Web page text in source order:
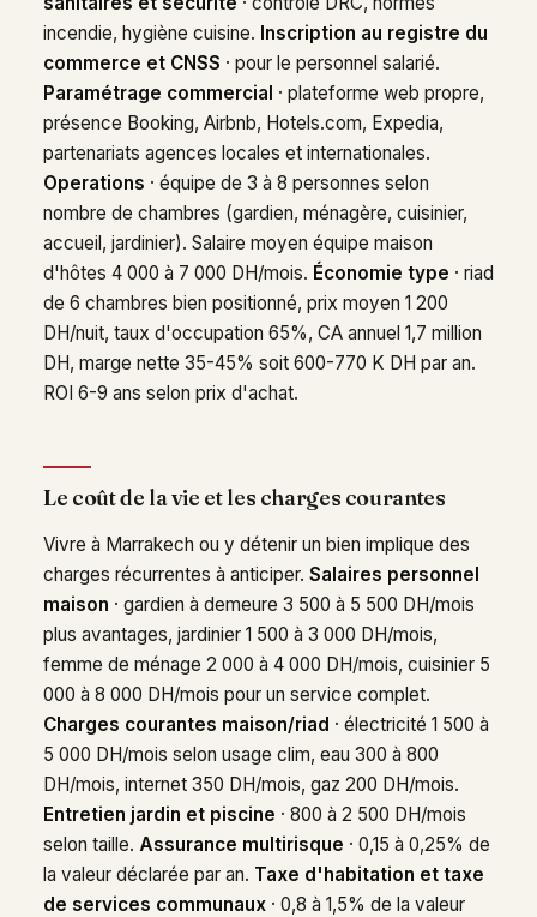
incendie, hygiène cuisine. Inscription au registre du
commerce et CNSS · pour le personnel salarié.
Paramétrage commercial · plateforme web propre,
présence Booking, Airbnb, Hotels.com, Expedia,
partenariats agences locales et internationales.
Operations · équipe de 3 à 8 personnes selon
nombre de chambres (gardien, ménagère, cuisinier,
accueil, jardinier). Salaire moyen équipe maison
d'hôtes 4 000 à 7 000 DH/mois. Économie type · riad
de 6 chambres bien positionné, prix moyen 1 200
DH/nuit, taux d'occupation 65%, CA annuel 1,7 million
DH, marge nette 35-45% soit 600-770 K DH par an.
ROI 6-9 ans selon prix d'achat.
Le coût de la vie et les charges courantes
Vivre à Marrakech ou y détenir un bien implique des
charges récurrentes à anticiper. Salaires personnel
maison · gardien à demeure 3 500 à 5 500 DH/mois
plus avantages, jardinier 1 500 à 3 000 DH/mois,
femme de ménage 2 000 à 4 000 DH/mois, cuisinier 5
000 à 8 000 DH/mois pour un service complet.
Charges courantes maison/riad · électricité 1 500 à
5 000 DH/mois selon usage clim, eau 300 à 800
DH/mois, internet 350 DH/mois, gaz 200 DH/mois.
Entretien jardin et piscine · 800 à 2 500 DH/mois
selon taille. Assurance multirisque · 0,15 à 0,25% de
la valeur déclarée par an. Taxe d'habitation et taxe
de services communaux · 0,8 à 1,5% de la valeur